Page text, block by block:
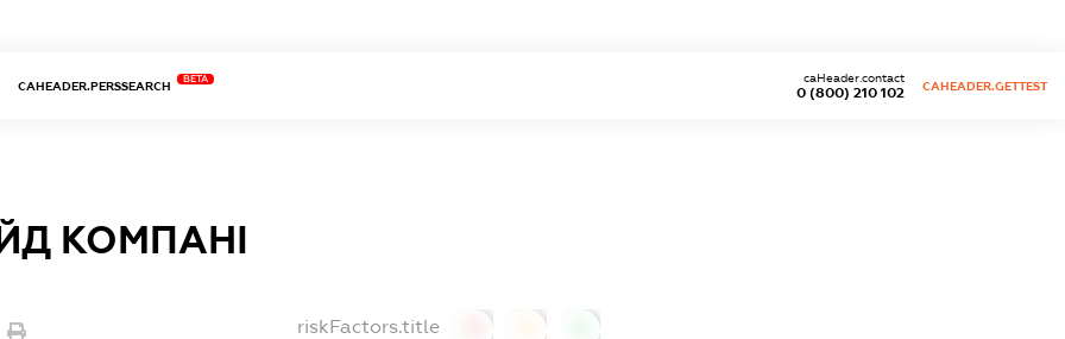
CAHEADER.PERSSEARCH
BETA
0 (800) 210 102
caHeader.contact
CAHEADER.GETTEST
КОМПАНІ
riskFactors.title